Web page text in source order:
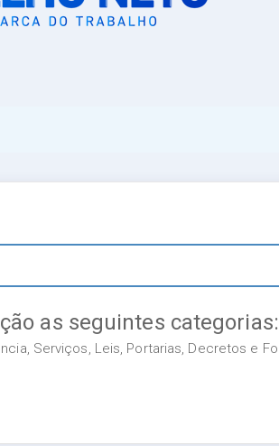
as seguintes categorias:
Serviços, Leis, Portarias, Decretos e